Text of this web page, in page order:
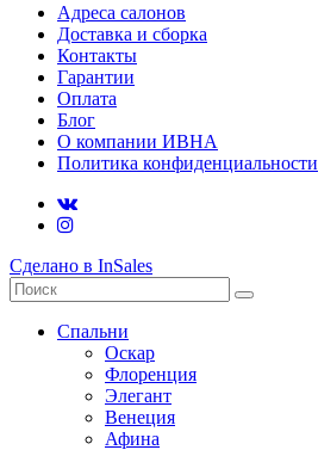
Адреса салонов
Доставка и сборка
Контакты
Гарантии
Оплата
Блог
О компании ИВНА
Политика конфиденциальности
Сделано в InSales
Спальни
Оскар
Флоренция
Элегант
Венеция
Афина